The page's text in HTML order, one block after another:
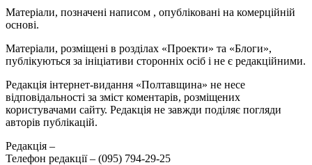
Матеріали, позначені написом , опубліковані на комерційній
основі.
Матеріали, розміщені в розділах «Проекти» та «Блоги»,
публікуються за ініціативи сторонніх осіб і не є редакційними.
Редакція інтернет-видання «Полтавщина» не несе
відповідальності за зміст коментарів, розміщених
користувачами сайту. Редакція не завжди поділяє погляди
авторів публікацій.
Редакція –
Телефон редакції – (095) 794-29-25